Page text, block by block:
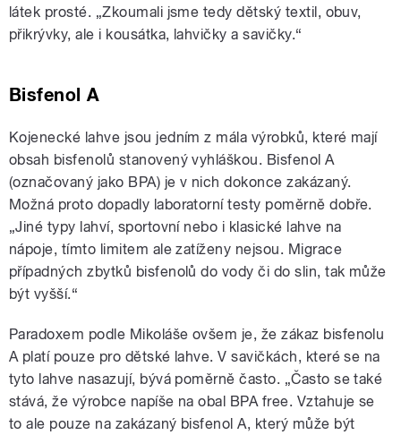
látek prosté. „Zkoumali jsme tedy dětský textil, obuv,
přikrývky, ale i kousátka, lahvičky a savičky.“
Bisfenol A
Kojenecké lahve jsou jedním z mála výrobků, které mají
obsah bisfenolů stanovený vyhláškou. Bisfenol A
(označovaný jako BPA) je v nich dokonce zakázaný.
Možná proto dopadly laboratorní testy poměrně dobře.
„Jiné typy lahví, sportovní nebo i klasické lahve na
nápoje, tímto limitem ale zatíženy nejsou. Migrace
případných zbytků bisfenolů do vody či do slin, tak může
být vyšší.“
Paradoxem podle Mikoláše ovšem je, že zákaz bisfenolu
A platí pouze pro dětské lahve. V savičkách, které se na
tyto lahve nasazují, bývá poměrně často. „Často se také
stává, že výrobce napíše na obal BPA free. Vztahuje se
to ale pouze na zakázaný bisfenol A, který může být